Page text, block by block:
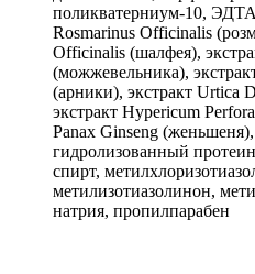
поликватерниум-10, ЭДТА
Rosmarinus Officinalis
Officinalis (шалфея),
(можжевельника),
(арники), экстракт Urtica
экстракт Hypericum
Panax Ginseng
гидролизованный
спирт,
метилизотиазолинон,
натрия, пропилпарабен